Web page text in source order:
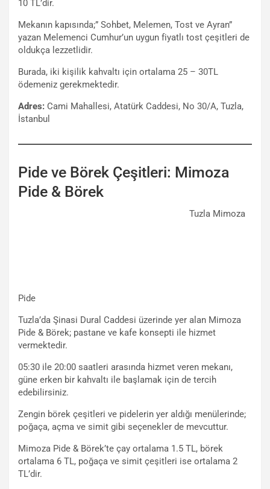
10 TL’dir.
Mekanın kapısında;” Sohbet, Melemen, Tost ve Ayran”
yazan Melemenci Cumhur’un uygun fiyatlı tost çeşitleri de
oldukça lezzetlidir.
Burada, iki kişilik kahvaltı için ortalama 25 – 30TL
ödemeniz gerekmektedir.
Adres: Cami Mahallesi, Atatürk Caddesi, No 30/A, Tuzla,
İstanbul
Pide ve Börek Çeşitleri: Mimoza
Pide & Börek
Tuzla Mimoza
Pide
Tuzla’da Şinasi Dural Caddesi üzerinde yer alan Mimoza
Pide & Börek; pastane ve kafe konsepti ile hizmet
vermektedir.
05:30 ile 20:00 saatleri arasında hizmet veren mekanı,
güne erken bir kahvaltı ile başlamak için de tercih
edebilirsiniz.
Zengin börek çeşitleri ve pidelerin yer aldığı menülerinde;
poğaça, açma ve simit gibi seçenekler de mevcuttur.
Mimoza Pide & Börek’te çay ortalama 1.5 TL, börek
ortalama 6 TL, poğaça ve simit çeşitleri ise ortalama 2
TL’dir.